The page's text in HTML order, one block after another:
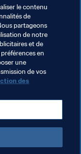
la liste des
fait les premiers
a détaillé le
toutes les
Coupe du Monde
le contenu
de
partageons
de notre
et de
en
une
de vos
des